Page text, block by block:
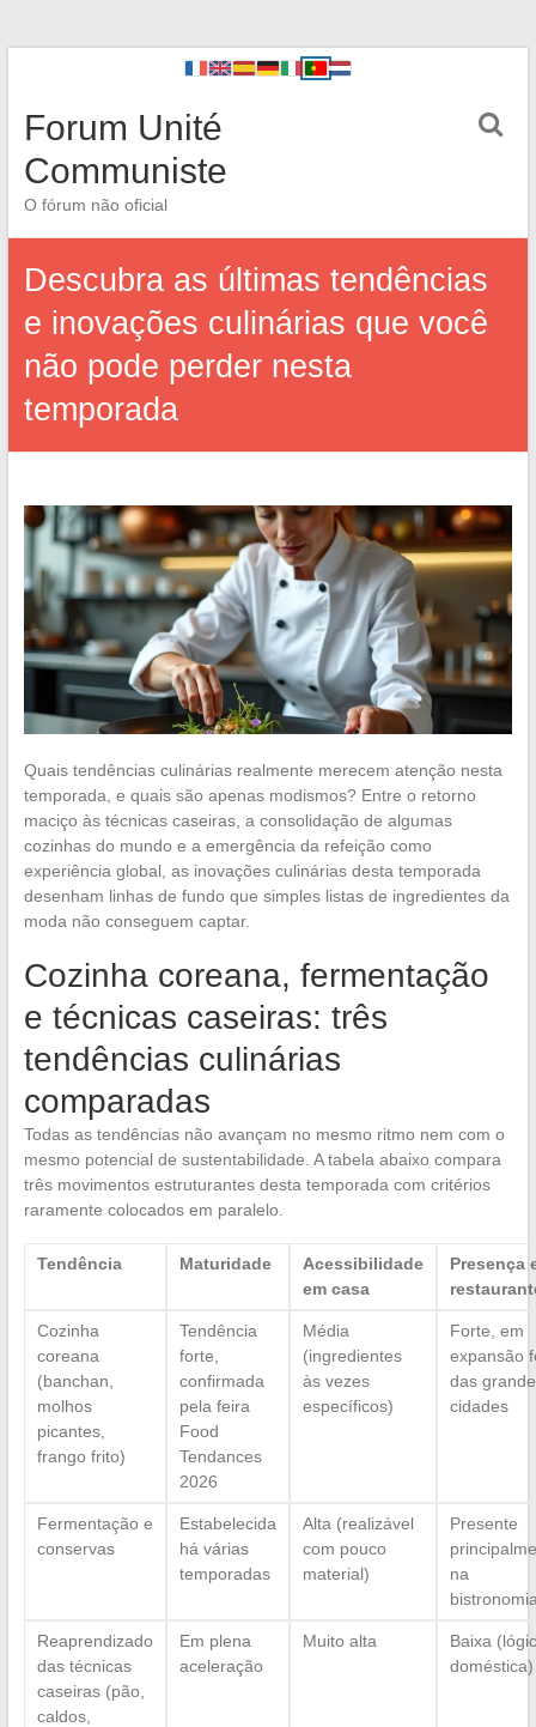
Forum Unité
Communiste
O fórum não oficial
Descubra as últimas tendências
e inovações culinárias que você
não pode perder nesta
temporada
Quais tendências culinárias realmente merecem atenção nesta
temporada, e quais são apenas modismos? Entre o retorno
maciço às técnicas caseiras, a consolidação de algumas
cozinhas do mundo e a emergência da refeição como
experiência global, as inovações culinárias desta temporada
desenham linhas de fundo que simples listas de ingredientes da
moda não conseguem captar.
Cozinha coreana, fermentação
e técnicas caseiras: três
tendências culinárias
comparadas
Todas as tendências não avançam no mesmo ritmo nem com o
mesmo potencial de sustentabilidade. A tabela abaixo compara
três movimentos estruturantes desta temporada com critérios
raramente colocados em paralelo.
Tendência Maturidade
Acessibilidade
em casa
Presença
Cozinha
coreana
(banchan,
molhos
picantes,
frango frito)
Tendência
forte,
confirmada
pela feira
Food
Tendances
2026
Média
(ingredientes
às vezes
específicos)
Forte, em
expansão
das
cidades
Fermentação e
conservas
Estabelecida
há várias
temporadas
Alta (realizável
com pouco
material)
Presente
na
Reaprendizado
das técnicas
caseiras (pão,
caldos,
Em plena
aceleração
Muito alta
Baixa
doméstica)